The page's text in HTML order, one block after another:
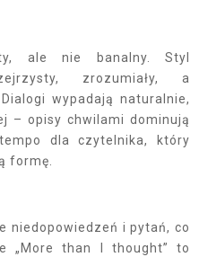
ale nie banalny. Styl
zrozumiały, a
wypadają naturalnie,
– opisy chwilami dominują
dla czytelnika, który
formę.
niedopowiedzeń i pytań, co
„More than I thought” to